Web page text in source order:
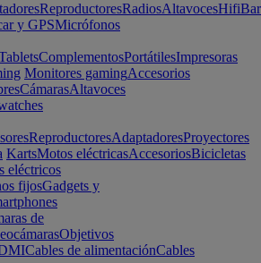
ReproductoresRadiosAltavocesHifi
y GPSMicrófonos
ComplementosPortátilesImpresoras
Monitores gamingAccesorios
CámarasAltavoces
ReproductoresAdaptadoresProyectores
KartsMotos eléctricasAccesoriosBicicletas
eléctricos
fijosGadgets y
de
Objetivos
Cables de alimentaciónCables